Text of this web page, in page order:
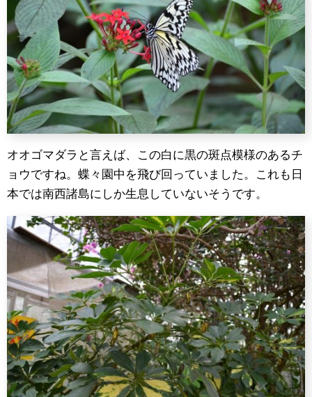
オオゴマダラと言えば、この白に黒の斑点模様のあるチ
ョウですね。蝶々園中を飛び回っていました。これも日
本では南西諸島にしか生息していないそうです。